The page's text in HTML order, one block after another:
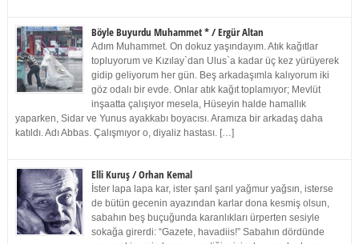
Böyle Buyurdu Muhammet * / Ergür Altan
Adım Muhammet. On dokuz yaşındayım. Atık kağıtlar
topluyorum ve Kızılay`dan Ulus`a kadar üç kez yürüyerek
gidip geliyorum her gün. Beş arkadaşımla kalıyorum iki
göz odalı bir evde. Onlar atık kağıt toplamıyor; Mevlüt
inşaatta çalışıyor mesela, Hüseyin halde hamallık
yaparken, Sidar ve Yunus ayakkabı boyacısı. Aramıza bir arkadaş daha
katıldı. Adı Abbas. Çalışmıyor o, diyaliz hastası. […]
Elli Kuruş / Orhan Kemal
İster lapa lapa kar, ister şarıl şarıl yağmur yağsın, isterse
de bütün gecenin ayazından karlar dona kesmiş olsun,
sabahın beş buçuğunda karanlıkları ürperten sesiyle
sokağa girerdi: “Gazete, havadiis!” Sabahın dördünde